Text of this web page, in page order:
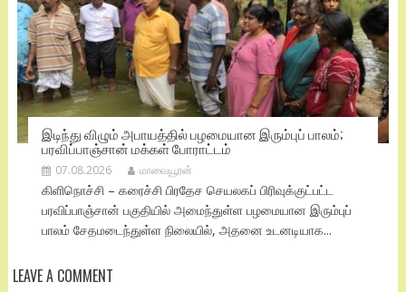
இடிந்து விழும் அபாயத்தில் பழமையான இரும்புப் பாலம்;
பரவிப்பாஞ்சான் மக்கள் போராட்டம்
07.08.2026 மாவையூரன்
கிளிநொச்சி – கரைச்சி பிரதேச செயலகப் பிரிவுக்குட்பட்ட
பரவிப்பாஞ்சான் பகுதியில் அமைந்துள்ள பழமையான இரும்புப்
பாலம் சேதமடைந்துள்ள நிலையில், அதனை உடனடியாக...
LEAVE A COMMENT